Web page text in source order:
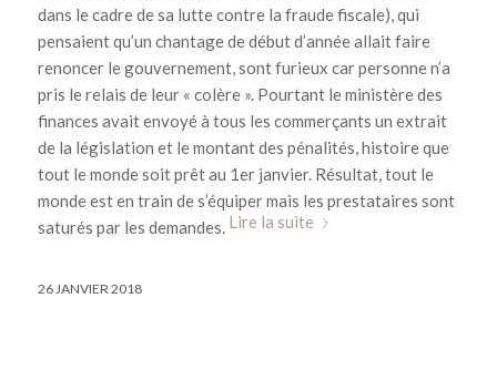
dans le cadre de sa lutte contre la fraude fiscale), qui
pensaient qu’un chantage de début d’année allait faire
renoncer le gouvernement, sont furieux car personne n’a
pris le relais de leur « colère ». Pourtant le ministère des
finances avait envoyé à tous les commerçants un extrait
de la législation et le montant des pénalités, histoire que
tout le monde soit prêt au 1er janvier. Résultat, tout le
monde est en train de s’équiper mais les prestataires sont
saturés par les demandes. Lire la suite
26 JANVIER 2018